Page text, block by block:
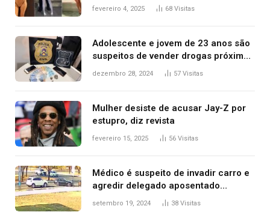
West que apareceu nua no Grammy
fevereiro 4, 2025 68 Visitas
Adolescente e jovem de 23 anos são
suspeitos de vender drogas próximo
de delegacia e escola, diz polícia
dezembro 28, 2024 57 Visitas
Mulher desiste de acusar Jay-Z por
estupro, diz revista
fevereiro 15, 2025 56 Visitas
Médico é suspeito de invadir carro e
agredir delegado aposentado
durante confusão no trânsito
setembro 19, 2024 38 Visitas